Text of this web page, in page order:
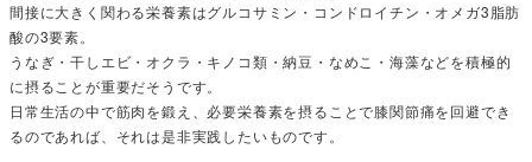
間接に大きく関わる栄養素はグルコサミン・コンドロイチン・オメガ3脂肪
酸の3要素。
うなぎ・干しエビ・オクラ・キノコ類・納豆・なめこ・海藻などを積極的
に摂ることが重要だそうです。
日常生活の中で筋肉を鍛え、必要栄養素を摂ることで膝関節痛を回避でき
るのであれば、それは是非実践したいものです。